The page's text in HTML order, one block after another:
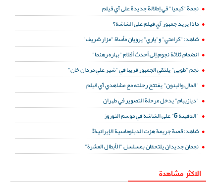
نجمة "كيميا" في إطلالة جديدة على آي فيلم
ماذا يريد جمهور آي فيلم على الشاشة؟
شاهد: "كرامتي" و"ياري" يرويان مأساة "مزار شريف"
انضمام ثلاثة نجوم إلى أحدث أفلام "بهاره رهنما"
نجم "طوبى" يلتقي الجمهور قريبا في "شير علي مردان خان"
"المال والبنون" يفتتح رحلته مع مشاهدي آي فيلم
"ديازيبام" يدخل مرحلة التصوير في طهران
"الدفينة 5" على الشاشة في موسم النوروز
شاهد: قصة جريمة هزت الدبلوماسية الإيرانية!
نجمان جديدان يلتحقان بمسلسل "الأبطال العشرة"
الاكثر مشاهدة